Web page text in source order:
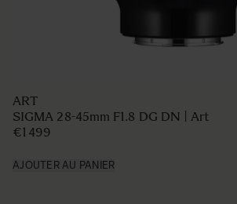
ART
SIGMA 28-45mm F1.8 DG DN | Art
€1 499
AJOUTER AU PANIER